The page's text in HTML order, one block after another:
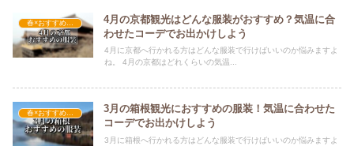
4月の京都観光はどんな服装がおすすめ？気温に合
わせたコーデでお出かけしよう
4月に京都へ行かれる方はどんな服装で行けばいいのか悩みますよ
ね。 4月の京都はどれくらいの気温...
3月の箱根観光におすすめの服装！気温に合わせた
コーデでお出かけしよう
3月に箱根へ行かれる方はどんな服装で行けばいいのか悩みますよ